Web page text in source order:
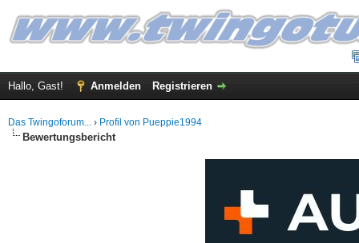
Hallo, Gast! Anmelden Registrieren
Das Twingoforum... › Profil von Pueppie1994
Bewertungsbericht